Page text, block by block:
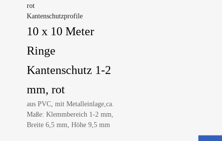
Kantenschutzprofile
10 x 10 Meter
Ringe
Kantenschutz 1-2
mm, rot
aus PVC, mit Metalleinlage,ca.
Maße: Klemmbereich 1-2 mm,
Breite 6,5 mm, Höhe 9,5 mm